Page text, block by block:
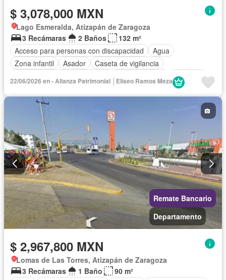
$ 3,078,000 MXN
Lago Esmeralda, Atizapán de Zaragoza
3 Recámaras
2 Baños
132 m²
Acceso para personas con discapacidad
Agua
Zona infantil
Asador
Caseta de vigilancia
Conserje
Estacionamiento
Jardín
Recámara con closet
Zonas verdes Sin amueblar
22/06/2026 en - Alianza Patrimonial │Eliseo Ramos Meza
Remate Bancario
Departamento
$ 2,967,800 MXN
Lomas de Las Torres, Atizapán de Zaragoza
3 Recámaras
1 Baño
90 m²